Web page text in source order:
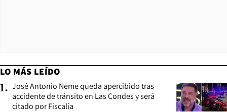
LO MÁS LEÍDO
1. José Antonio Neme queda apercibido tras
accidente de tránsito en Las Condes y será
citado por Fiscalía